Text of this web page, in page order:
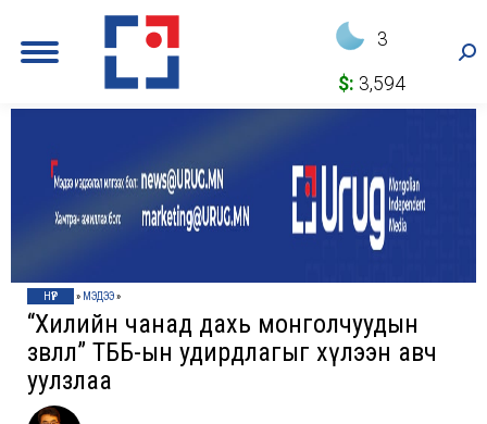
3
$: 3,594
НҮҮР » МЭДЭЭ»
“Хилийн чанад дахь монголчуудын
зөвлөл” ТББ-ын удирдлагыг хүлээн авч
уулзлаа